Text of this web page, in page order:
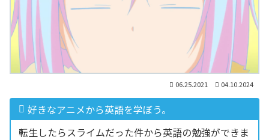
06.25.2021 04.10.2024
好きなアニメから英語を学ぼう。
転生したらスライムだった件から英語の勉強ができま